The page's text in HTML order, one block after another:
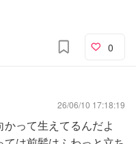
0
26/06/10 17:18:19
って生えてるんだよ